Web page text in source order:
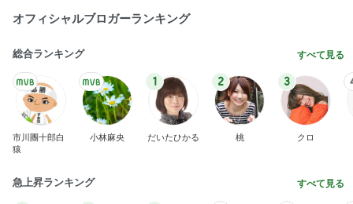
オフィシャルブロガーランキング
総合ランキング すべて見る
市川團十郎白
猿
小林麻央
1
だいたひかる
2
桃
3
クロ
急上昇ランキング すべて見る